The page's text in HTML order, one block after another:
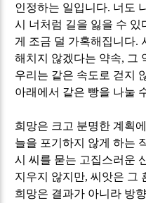
인정하는 일입니다. 너도
시 너처럼 길을 잃을 수 있
게 조금 덜 가혹해집니다.
해치지 않겠다는 약속, 그
우리는 같은 속도로 걷지
아래에서 같은 빵을 나눌
희망은 크고 분명한 계획
늘을 포기하지 않게 하는
시 씨를 묻는 고집스러운
지우지 않지만,씨앗은 그
희망은 결과가 아니라 방